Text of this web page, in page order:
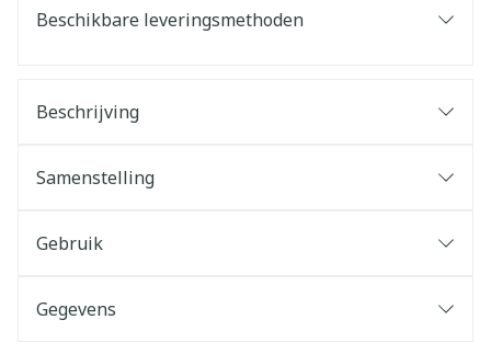
Beschikbare leveringsmethoden
Beschrijving
Samenstelling
Gebruik
Gegevens